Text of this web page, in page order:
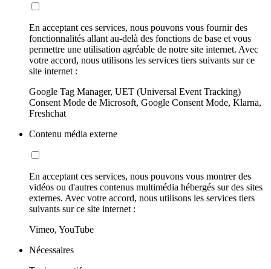
En acceptant ces services, nous pouvons vous fournir des
fonctionnalités allant au-delà des fonctions de base et vous
permettre une utilisation agréable de notre site internet. Avec
votre accord, nous utilisons les services tiers suivants sur ce
site internet :
Google Tag Manager, UET (Universal Event Tracking)
Consent Mode de Microsoft, Google Consent Mode, Klarna,
Freshchat
Contenu média externe
En acceptant ces services, nous pouvons vous montrer des
vidéos ou d'autres contenus multimédia hébergés sur des sites
externes. Avec votre accord, nous utilisons les services tiers
suivants sur ce site internet :
Vimeo, YouTube
Nécessaires